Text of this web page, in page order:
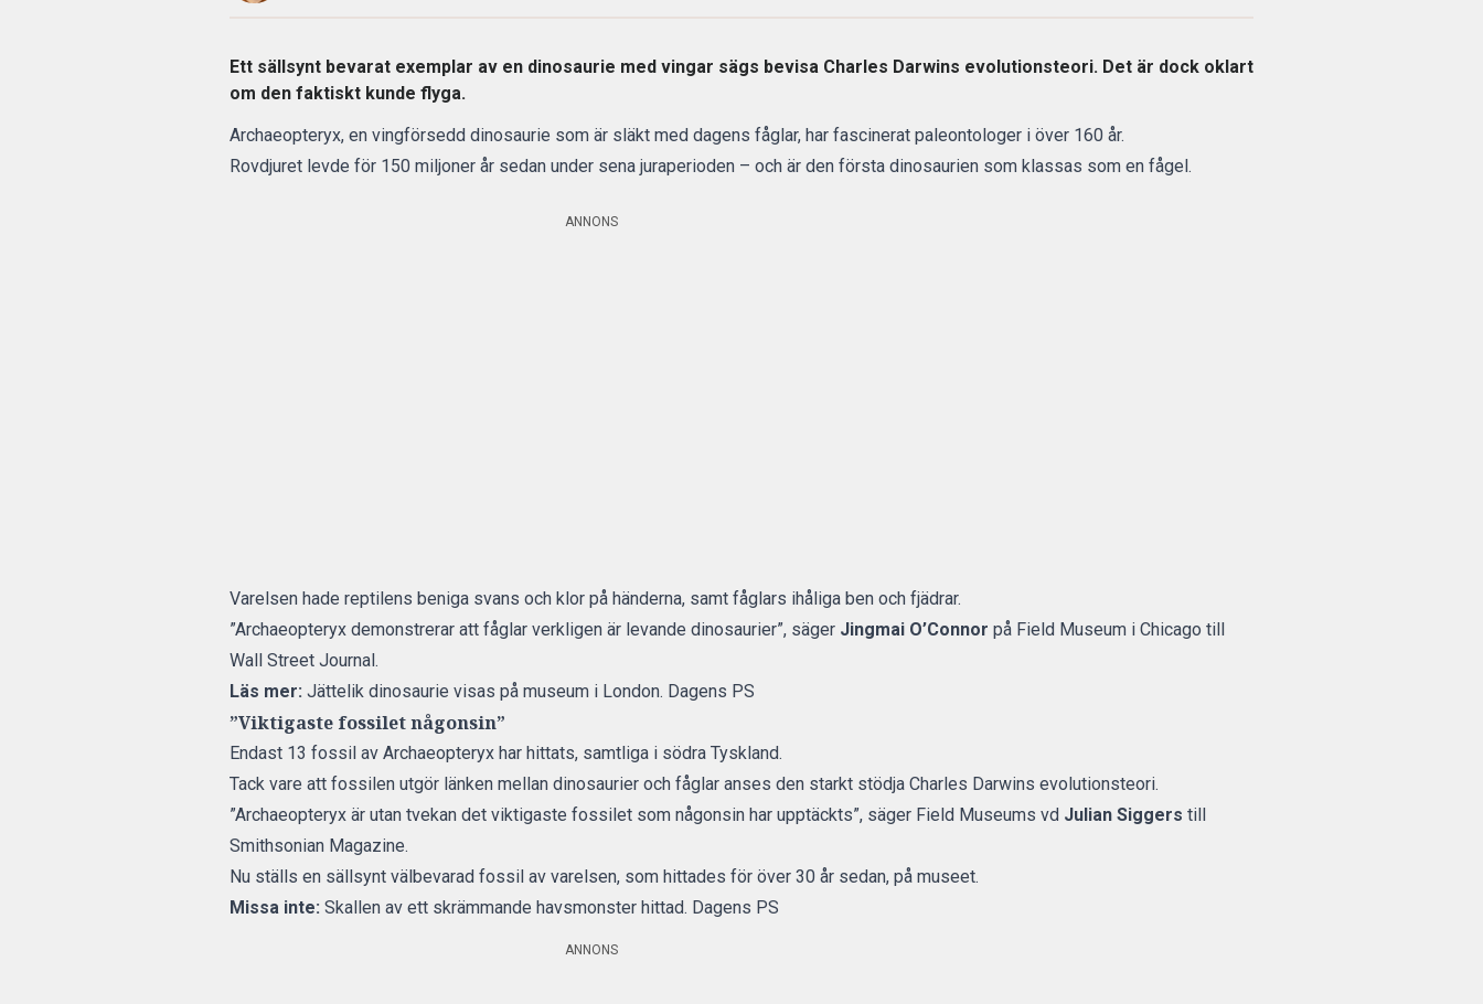
Ett sällsynt bevarat exemplar av en dinosaurie med vingar sägs bevisa Charles Darwins evolutionsteori. Det är dock oklart
om den faktiskt kunde flyga.
Archaeopteryx, en vingförsedd dinosaurie som är släkt med dagens fåglar, har fascinerat paleontologer i över 160 år.
Rovdjuret levde för 150 miljoner år sedan under sena juraperioden – och är den första dinosaurien som klassas som en fågel.
ANNONS
Varelsen hade reptilens beniga svans och klor på händerna, samt fåglars ihåliga ben och fjädrar.
”Archaeopteryx demonstrerar att fåglar verkligen är levande dinosaurier”, säger Jingmai O’Connor på Field Museum i Chicago till
Wall Street Journal.
Läs mer: Jättelik dinosaurie visas på museum i London. Dagens PS
”Viktigaste fossilet någonsin”
Endast 13 fossil av Archaeopteryx har hittats, samtliga i södra Tyskland.
Tack vare att fossilen utgör länken mellan dinosaurier och fåglar anses den starkt stödja Charles Darwins evolutionsteori.
”Archaeopteryx är utan tvekan det viktigaste fossilet som någonsin har upptäckts”, säger Field Museums vd Julian Siggers till
Smithsonian Magazine.
Nu ställs en sällsynt välbevarad fossil av varelsen, som hittades för över 30 år sedan, på museet.
Missa inte: Skallen av ett skrämmande havsmonster hittad. Dagens PS
ANNONS